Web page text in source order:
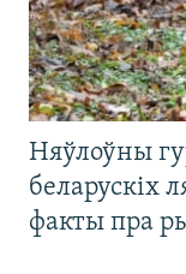
Няўлоўны
беларускіх
факты пра